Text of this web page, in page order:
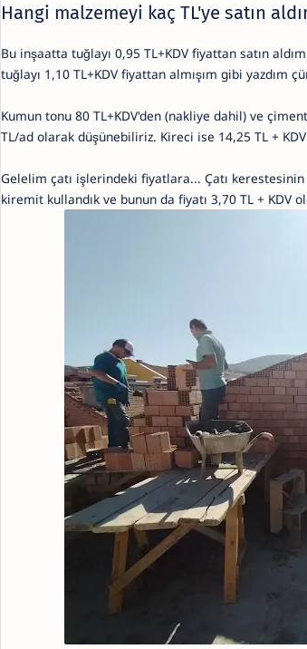
Hangi malzemeyi kaç TL'ye satın
Bu inşaatta tuğlayı 0,95 TL+KDV fiyattan satın
tuğlayı 1,10 TL+KDV fiyattan almışım gibi yazdım
Kumun tonu 80 TL+KDV'den (nakliye dahil) ve
TL/ad olarak düşünebiliriz. Kireci ise 14,25 TL +
Gelelim çatı işlerindeki fiyatlara... Çatı
kiremit kullandık ve bunun da fiyatı 3,70 TL + KDV